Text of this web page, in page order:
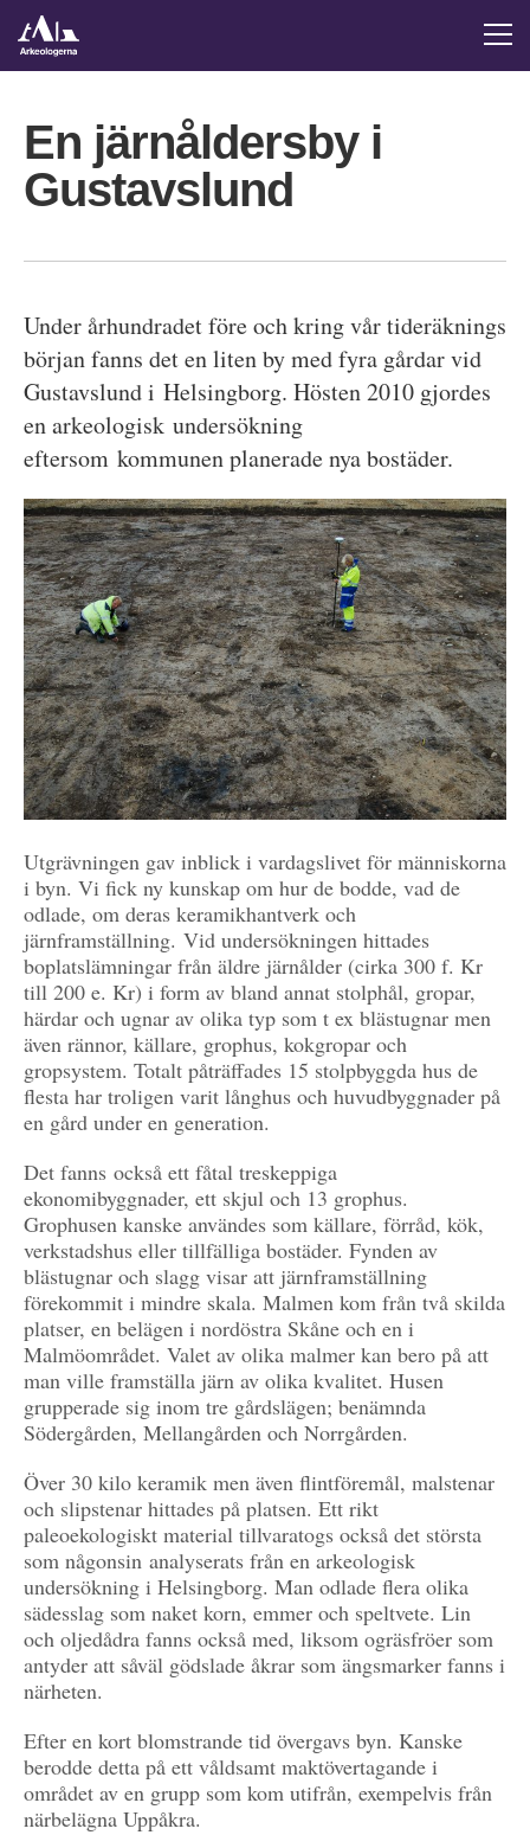
En järnåldersby i
Gustavslund
Under århundradet före och kring vår tideräknings
början fanns det en liten by med fyra gårdar vid
Gustavslund i Helsingborg. Hösten 2010 gjordes
en arkeologisk undersökning
eftersom kommunen planerade nya bostäder.
Utgrävningen gav inblick i vardagslivet för människorna
i byn. Vi fick ny kunskap om hur de bodde, vad de
odlade, om deras keramikhantverk och
järnframställning. Vid undersökningen hittades
boplatslämningar från äldre järnålder (cirka 300 f. Kr
till 200 e. Kr) i form av bland annat stolphål, gropar,
härdar och ugnar av olika typ som t ex blästugnar men
även rännor, källare, grophus, kokgropar och
gropsystem. Totalt påträffades 15 stolpbyggda hus de
flesta har troligen varit långhus och huvudbyggnader på
en gård under en generation.
Det fanns också ett fåtal treskeppiga
ekonomibyggnader, ett skjul och 13 grophus.
Grophusen kanske användes som källare, förråd, kök,
verkstadshus eller tillfälliga bostäder. Fynden av
blästugnar och slagg visar att järnframställning
förekommit i mindre skala. Malmen kom från två skilda
platser, en belägen i nordöstra Skåne och en i
Malmöområdet. Valet av olika malmer kan bero på att
man ville framställa järn av olika kvalitet. Husen
grupperade sig inom tre gårdslägen; benämnda
Södergården, Mellangården och Norrgården.
Över 30 kilo keramik men även flintföremål, malstenar
och slipstenar hittades på platsen. Ett rikt
paleoekologiskt material tillvaratogs också det största
som någonsin analyserats från en arkeologisk
undersökning i Helsingborg. Man odlade flera olika
sädesslag som naket korn, emmer och speltvete. Lin
och oljedådra fanns också med, liksom ogräsfröer som
antyder att såväl gödslade åkrar som ängsmarker fanns i
närheten.
Efter en kort blomstrande tid övergavs byn. Kanske
berodde detta på ett våldsamt maktövertagande i
området av en grupp som kom utifrån, exempelvis från
närbelägna Uppåkra.